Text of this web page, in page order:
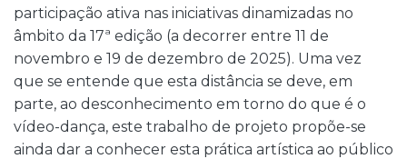
participação ativa nas iniciativas dinamizadas no
âmbito da 17ª edição (a decorrer entre 11 de
novembro e 19 de dezembro de 2025). Uma vez
que se entende que esta distância se deve, em
parte, ao desconhecimento em torno do que é o
vídeo-dança, este trabalho de projeto propõe-se
ainda dar a conhecer esta prática artística ao público